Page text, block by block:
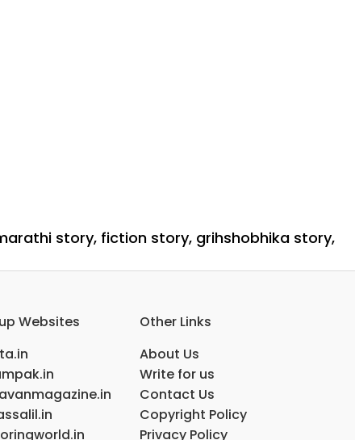
story, fiction story, grihshobhika story,
Websites
Other Links
About Us
Write for us
Contact Us
Copyright Policy
Privacy Policy